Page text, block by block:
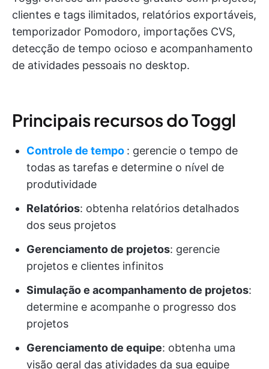
clientes e tags ilimitados, relatórios exportáveis,
temporizador Pomodoro, importações CVS,
detecção de tempo ocioso e acompanhamento
de atividades pessoais no desktop.
Principais recursos do Toggl
Controle de tempo : gerencie o tempo de
todas as tarefas e determine o nível de
produtividade
Relatórios: obtenha relatórios detalhados
dos seus projetos
Gerenciamento de projetos: gerencie
projetos e clientes infinitos
Simulação e acompanhamento de projetos:
determine e acompanhe o progresso dos
projetos
Gerenciamento de equipe: obtenha uma
visão geral das atividades da sua equipe